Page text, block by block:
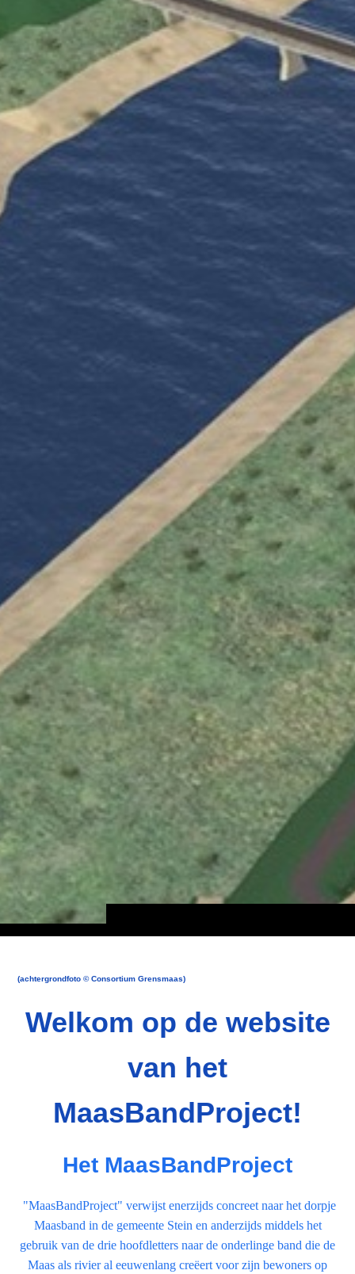
(achtergrondfoto © Consortium Grensmaas)
Welkom op de website
van het
MaasBandProject!
Het MaasBandProject
"MaasBandProject" verwijst enerzijds concreet naar het dorpje
Maasband in de gemeente Stein en anderzijds middels het
gebruik van de drie hoofdletters naar de onderlinge band die de
Maas als rivier al eeuwenlang creëert voor zijn bewoners op